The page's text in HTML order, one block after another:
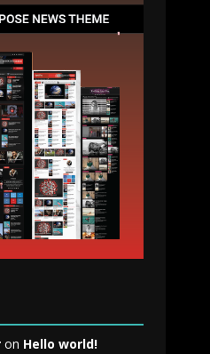
on Hello world!